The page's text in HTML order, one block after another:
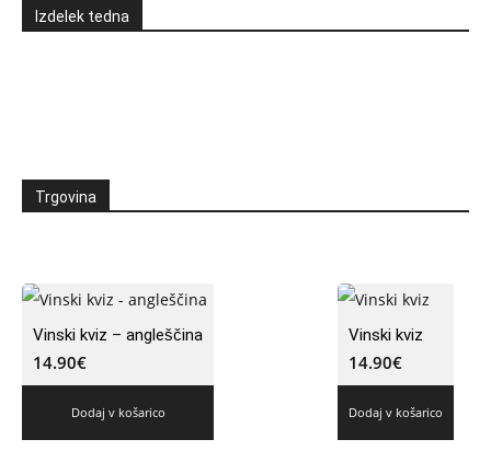
Izdelek tedna
Trgovina
Vinski kviz – angleščina
14.90€
Dodaj v košarico
Vinski kviz
14.90€
Dodaj v košarico